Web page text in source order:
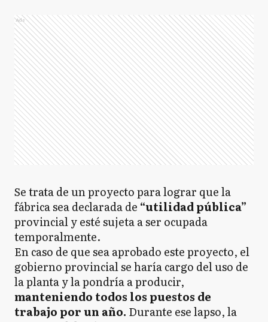
Ads
Se trata de un proyecto para lograr que la
fábrica sea declarada de “utilidad pública”
provincial y esté sujeta a ser ocupada
temporalmente.
En caso de que sea aprobado este proyecto, el
gobierno provincial se haría cargo del uso de
la planta y la pondría a producir,
manteniendo todos los puestos de
trabajo por un año. Durante ese lapso, la